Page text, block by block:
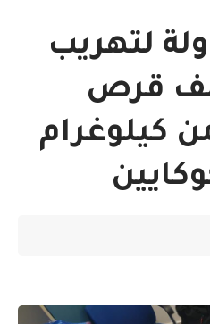
لتهريب
من 74 ألف قرص
كيلوغرام